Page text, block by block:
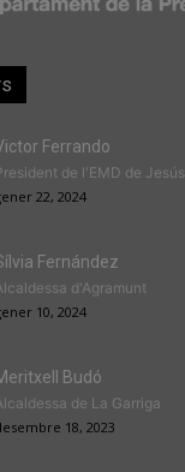
Ferrando
de l'EMD de Jesús
22, 2024
Fernández
d'Agramunt
10, 2024
Budó
de La Garriga
18, 2023